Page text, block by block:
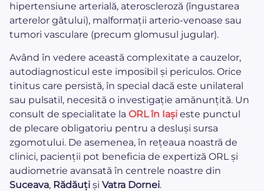
hipertensiune arterială, ateroscleroză (îngustarea
arterelor gâtului), malformații arterio-venoase sau
tumori vasculare (precum glomusul jugular).
Având în vedere această complexitate a cauzelor,
autodiagnosticul este imposibil și periculos. Orice
tinitus care persistă, în special dacă este unilateral
sau pulsatil, necesită o investigație amănunțită. Un
consult de specialitate la ORL în Iași este punctul
de plecare obligatoriu pentru a desluși sursa
zgomotului. De asemenea, în rețeaua noastră de
clinici, pacienții pot beneficia de expertiză ORL și
audiometrie avansată în centrele noastre din
Suceava, Rădăuți și Vatra Dornei.